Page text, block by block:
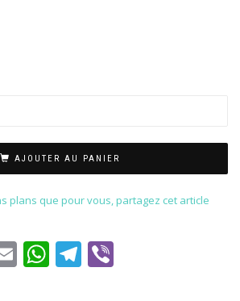
AJOUTER AU PANIER
plans que pour vous, partagez cet article
EmailWhatsApp
Telegram